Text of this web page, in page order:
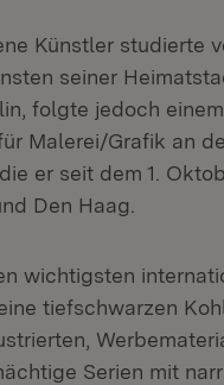
Künstler studierte
seiner
folgte jedoch
Malerei/Grafik an
er seit dem 1.
Den Haag.
wichtigsten
tiefschwarzen
Serien mit